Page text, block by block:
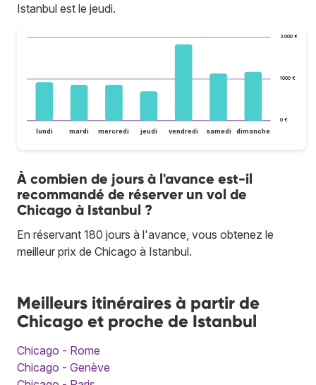
Istanbul est le jeudi.
0 €
1 000 €
2 000 €
lundi mardi mercredi jeudi vendredi samedi dimanche
À combien de jours à l'avance est-il
recommandé de réserver un vol de
Chicago à Istanbul ?
En réservant 180 jours à l'avance, vous obtenez le
meilleur prix de Chicago à Istanbul.
Meilleurs itinéraires à partir de
Chicago et proche de Istanbul
Chicago - Rome
Chicago - Genève